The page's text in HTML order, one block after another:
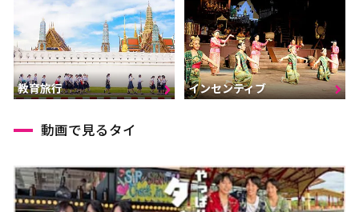
教育旅行 インセンティブ
動画で見るタイ